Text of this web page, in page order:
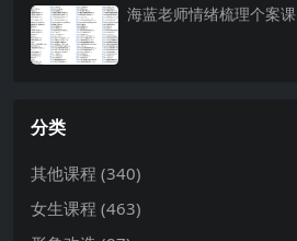
海蓝老师情绪梳理个案课
分类
其他课程 (340)
女生课程 (463)